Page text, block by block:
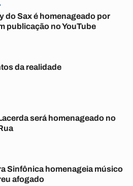
do Sax é homenageado por
publicação no YouTube
da realidade
será homenageado no
Sinfônica homenageia músico
afogado